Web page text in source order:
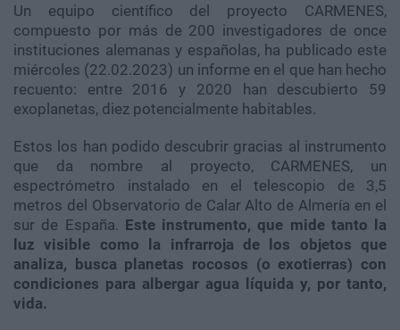
Un equipo científico del proyecto CARMENES,
compuesto por más de 200 investigadores de once
instituciones alemanas y españolas, ha publicado este
miércoles (22.02.2023) un informe en el que han hecho
recuento: entre 2016 y 2020 han descubierto 59
exoplanetas, diez potencialmente habitables.
Estos los han podido descubrir gracias al instrumento
que da nombre al proyecto, CARMENES, un
espectrómetro instalado en el telescopio de 3,5
metros del Observatorio de Calar Alto de Almería en el
sur de España. Este instrumento, que mide tanto la
luz visible como la infrarroja de los objetos que
analiza, busca planetas rocosos (o exotierras) con
condiciones para albergar agua líquida y, por tanto,
vida.